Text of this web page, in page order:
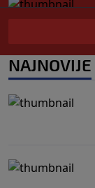
NAJNOVIJE